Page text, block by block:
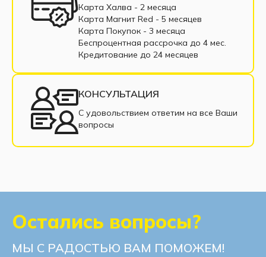
Диваны с подлокотниками
Диваны из ткани
Диваны в рассрочку
Недорогие диваны
Прямые диваны
Раскладные диваны
Диваны из рогожки
Диваны из велюра
Современные диваны
Диваны с нишей для белья
Карта Халва - 2 месяца
Карта Магнит Red - 5 месяцев
Карта Покупок - 3 месяца
Беспроцентная рассрочка до 4 мес.
Кредитование до 24 месяцев
КОНСУЛЬТАЦИЯ
С удовольствием ответим на все Ваши
вопросы
Остались вопросы?
МЫ С РАДОСТЬЮ ВАМ ПОМОЖЕМ!